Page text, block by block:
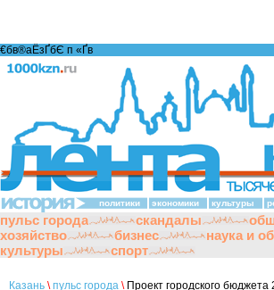
€бв®аЁзҐбЄ п «Ґ­в
политики экономики культуры
пульс города скандалы
хозяйство
бизнес наука и
культуры
спорт
Казань \ пульс города \Проект городского бюджета